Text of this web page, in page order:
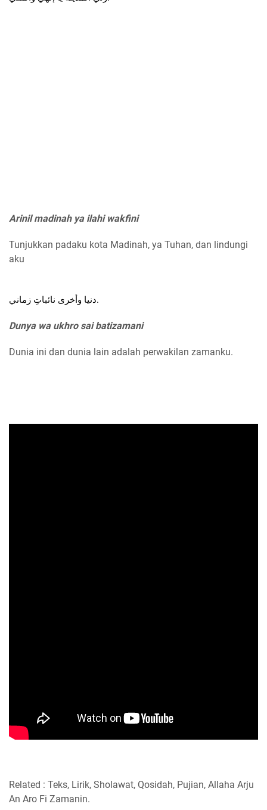
Arinil madinah ya ilahi wakfini
Tunjukkan padaku kota Madinah, ya Tuhan, dan lindungi
aku
دنيا وأخرى نائباتِ زماني.
Dunya wa ukhro sai batizamani
Dunia ini dan dunia lain adalah perwakilan zamanku.
Related : Teks, Lirik, Sholawat, Qosidah, Pujian, Allaha Arju
An Aro Fi Zamanin.